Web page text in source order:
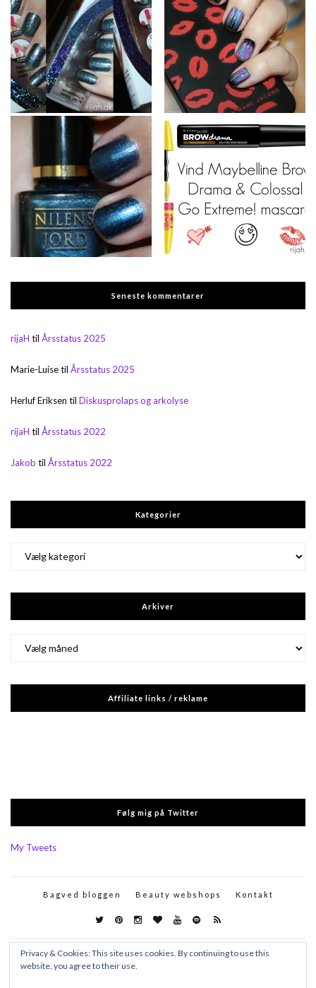
Seneste kommentarer
rijaH til Årsstatus 2025
Marie-Luisetil Årsstatus 2025
Herluf Eriksen til Diskusprolaps og arkolyse
rijaH til Årsstatus 2022
Jakob til Årsstatus 2022
Kategorier
Arkiver
Affiliate links / reklame
Følg mig på Twitter
My Tweets
Bagved bloggen Beauty webshops Kontakt
Privacy & Cookies: This site uses cookies. By continuing to use this
website, you agree to their use.